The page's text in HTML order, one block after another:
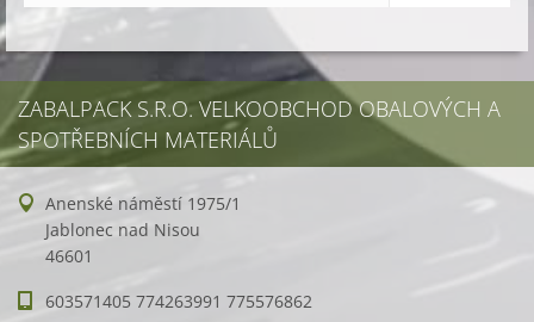
ZABALPACK S.R.O. VELKOOBCHOD OBALOVÝCH A
SPOTŘEBNÍCH MATERIÁLŮ
Anenské náměstí 1975/1
Jablonec nad Nisou
46601
603571405 774263991 775576862